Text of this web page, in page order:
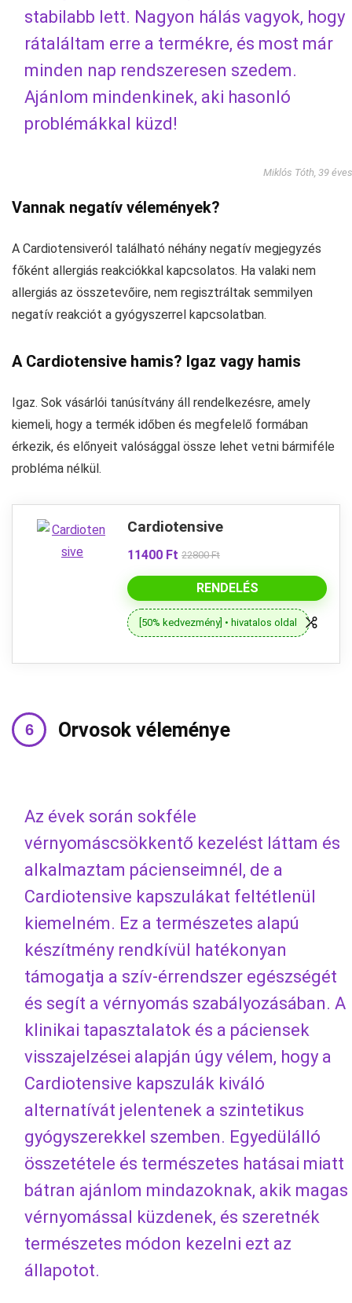
stabilabb lett. Nagyon hálás vagyok, hogy
rátaláltam erre a termékre, és most már
minden nap rendszeresen szedem.
Ajánlom mindenkinek, aki hasonló
problémákkal küzd!
Miklós Tóth, 39 éves
Vannak negatív vélemények?
A Cardiotensiveról található néhány negatív megjegyzés
főként allergiás reakciókkal kapcsolatos. Ha valaki nem
allergiás az összetevőire, nem regisztráltak semmilyen
negatív reakciót a gyógyszerrel kapcsolatban.
A Cardiotensive hamis? Igaz vagy hamis
Igaz. Sok vásárlói tanúsítvány áll rendelkezésre, amely
kiemeli, hogy a termék időben és megfelelő formában
érkezik, és előnyeit valósággal össze lehet vetni bármiféle
probléma nélkül.
Cardiotensive
11400 Ft 22800 Ft
RENDELÉS
[50% kedvezmény] • hivatalos oldal
Orvosok véleménye
Az évek során sokféle
vérnyomáscsökkentő kezelést láttam és
alkalmaztam pácienseimnél, de a
Cardiotensive kapszulákat feltétlenül
kiemelném. Ez a természetes alapú
készítmény rendkívül hatékonyan
támogatja a szív-érrendszer egészségét
és segít a vérnyomás szabályozásában. A
klinikai tapasztalatok és a páciensek
visszajelzései alapján úgy vélem, hogy a
Cardiotensive kapszulák kiváló
alternatívát jelentenek a szintetikus
gyógyszerekkel szemben. Egyedülálló
összetétele és természetes hatásai miatt
bátran ajánlom mindazoknak, akik magas
vérnyomással küzdenek, és szeretnék
természetes módon kezelni ezt az
állapotot.